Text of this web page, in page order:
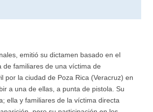
emitió su dictamen basado en el
familiares de una víctima de
por la ciudad de Poza Rica (Veracruz) en
a una de ellas, a punta de pistola. Su
ella y familiares de la víctima directa